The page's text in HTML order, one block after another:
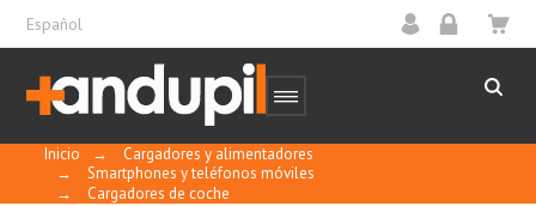
Español
Inicio →
Cargadores y alimentadores
→
Smartphones y teléfonos móviles
→
Cargadores de coche